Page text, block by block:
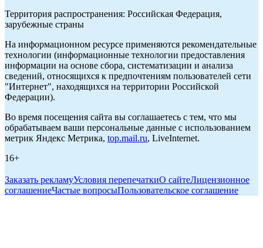
Территория распространения: Российская Федерация,
зарубежные страны
На информационном ресурсе применяются рекомендательные
технологии (информационные технологии предоставления
информации на основе сбора, систематизации и анализа
сведений, относящихся к предпочтениям пользователей сети
"Интернет", находящихся на территории Российской
Федерации).
Во время посещения сайта вы соглашаетесь с тем, что мы
обрабатываем ваши персональные данные с использованием
метрик Яндекс Метрика, top.mail.ru, LiveInternet.
16+
Заказать рекламуУсловия перепечаткиО сайтеЛицензионное
соглашениеЧастые вопросыПользовательское соглашение